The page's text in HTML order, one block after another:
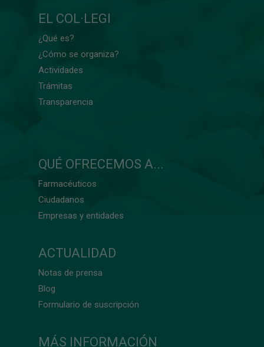
EL COL·LEGI
¿Qué es?
¿Cómo se organiza?
Actividades
Trámitas
Transparencia
QUÉ OFRECEMOS A...
Farmacéuticos
Ciudadanos
Empresas y entidades
ACTUALIDAD
Notas de prensa
Blog
Formulario de suscripción
MÁS INFORMACIÓN